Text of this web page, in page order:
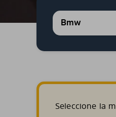
Bmw
Seleccione la